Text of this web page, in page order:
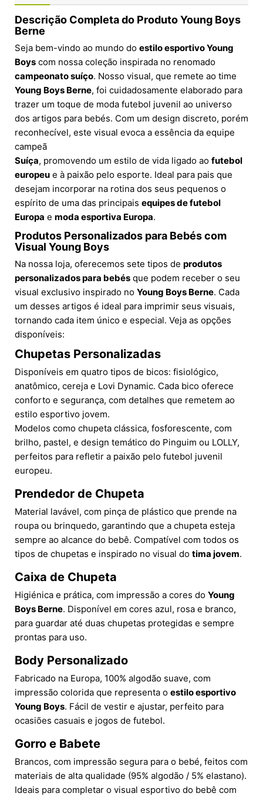
Descrição Completa do Produto Young Boys
Berne
Seja bem-vindo ao mundo do estilo esportivo Young
Boys com nossa coleção inspirada no renomado
campeonato suíço. Nosso visual, que remete ao time
Young Boys Berne, foi cuidadosamente elaborado para
trazer um toque de moda futebol juvenil ao universo
dos artigos para bebés. Com um design discreto, porém
reconhecível, este visual evoca a essência da equipe
campeã
Suíça, promovendo um estilo de vida ligado ao futebol
europeu e à paixão pelo esporte. Ideal para pais que
desejam incorporar na rotina dos seus pequenos o
espírito de uma das principais equipes de futebol
Europa e moda esportiva Europa.
Produtos Personalizados para Bebés com
Visual Young Boys
Na nossa loja, oferecemos sete tipos de produtos
personalizados para bebés que podem receber o seu
visual exclusivo inspirado no Young Boys Berne. Cada
um desses artigos é ideal para imprimir seus visuais,
tornando cada item único e especial. Veja as opções
disponíveis:
Chupetas Personalizadas
Disponíveis em quatro tipos de bicos: fisiológico,
anatômico, cereja e Lovi Dynamic. Cada bico oferece
conforto e segurança, com detalhes que remetem ao
estilo esportivo jovem.
Modelos como chupeta clássica, fosforescente, com
brilho, pastel, e design temático do Pinguim ou LOLLY,
perfeitos para refletir a paixão pelo futebol juvenil
europeu.
Prendedor de Chupeta
Material lavável, com pinça de plástico que prende na
roupa ou brinquedo, garantindo que a chupeta esteja
sempre ao alcance do bebê. Compatível com todos os
tipos de chupetas e inspirado no visual do tima jovem.
Caixa de Chupeta
Higiénica e prática, com impressão a cores do Young
Boys Berne. Disponível em cores azul, rosa e branco,
para guardar até duas chupetas protegidas e sempre
prontas para uso.
Body Personalizado
Fabricado na Europa, 100% algodão suave, com
impressão colorida que representa o estilo esportivo
Young Boys. Fácil de vestir e ajustar, perfeito para
ocasiões casuais e jogos de futebol.
Gorro e Babete
Brancos, com impressão segura para o bebé, feitos com
materiais de alta qualidade (95% algodão / 5% elastano).
Ideais para completar o visual esportivo do bebê com